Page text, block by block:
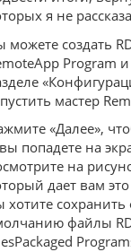
я не
можете создать
Program
мастер
«Далее»,
попадете на
на
дает вам
хотите
файлы